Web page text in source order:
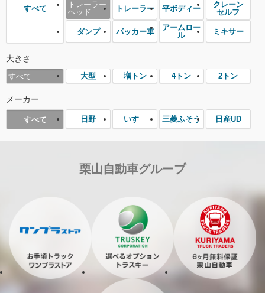
すべて
トレーラー
ヘッド
トレーラー 平ボディー
クレーン
セルフ
ダンプ パッカー車
アームロー
ル
ミキサー
大きさ
すべて 大型 増トン 4トン 2トン
メーカー
すべて 日野 いすゞ 三菱ふそう 日産UD
栗山自動車グループ